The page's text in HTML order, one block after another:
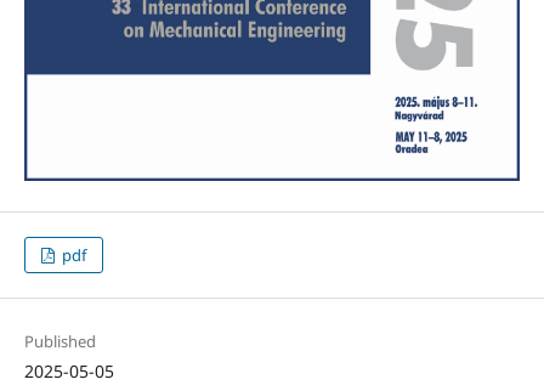
pdf
Published
2025-05-05